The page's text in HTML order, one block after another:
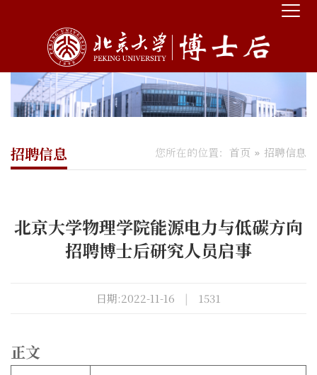
您所在的位置： 首页 招聘信息
招聘信息
北京大学物理学院能源电力与低碳方向
招聘博士后研究人员启事
日期:2022-11-16 | 1531
正文